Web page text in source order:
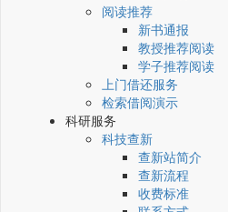
阅读推荐
新书通报
教授推荐阅读
学子推荐阅读
上门借还服务
检索借阅演示
科研服务
科技查新
查新站简介
查新流程
收费标准